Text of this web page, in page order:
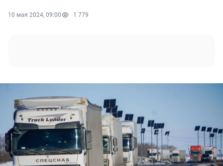
10 мая 2024, 09:00 1 779